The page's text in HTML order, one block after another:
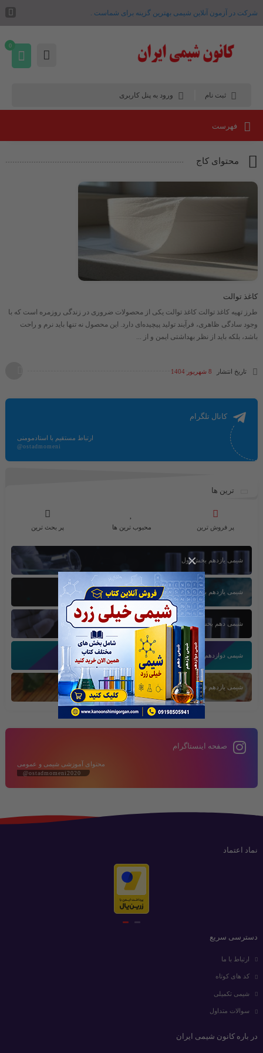
×
شرکت در آزمون آنلاین شیمی بهترین گزینه برای شماست .
ثبت نام ورود به پنل کاربری
0
فهرست
محتوای کاج
کاغذ توالت
طرز تهیه کاغذ توالت کاغذ توالت یکی از محصولات ضروری در زندگی روزمره است که با
وجود سادگی ظاهری، فرآیند تولید پیچیده‌ای دارد. این محصول نه تنها باید نرم و راحت
باشد، بلکه باید از نظر بهداشتی ایمن و از ...
تاریخ انتشار 8 شهریور 1404
کانال تلگرام
ارتباط مستقیم با استادمومنی
@ostadmomeni
ترین ها
پر فروش ترین محبوب ترین ها پر بحث ترین
شیمی یازدهم بخش اول
شیمی یازدهم بخش سوم
شیمی دهم بخش اول
شیمی دوازدهم بخش سوم
شیمی یازدهم فصل دوم
صفحه اینستاگرام
محتوای آموزشی شیمی و عمومی
@ostadmomeni2020
نماد اعتماد
دسترسی سریع
ارتباط با ما
کد های کوتاه
شیمی تکمیلی
سوالات متداول
در باره کانون شیمی ایران